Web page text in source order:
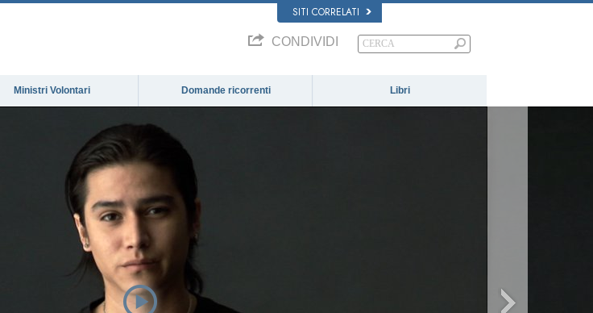
SITI CORRELATI
CONDIVIDI
Ministri Volontari Domande ricorrenti Libri